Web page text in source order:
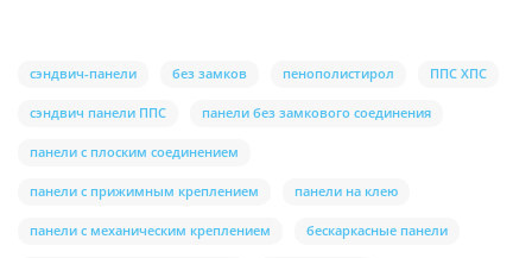
сэндвич-панели без замков пенополистирол ППС ХПС
сэндвич панели ППС панели без замкового соединения
панели с плоским соединением
панели с прижимным креплением панели на клею
панели с механическим креплением бескаркасные панели